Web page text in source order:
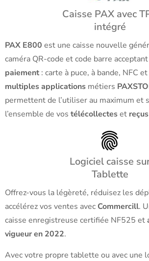
Caisse PAX avec
intégré
PAX E800 est une caisse nouvelle
caméra QR-code et code barre
paiement : carte à puce, à bande, NFC
multiples applications métiers
permettent de l’utiliser au maximum et
l’ensemble de vos télécollecteset reçus
Logiciel caisse
Tablette
Offrez-vous la légèreté, réduisez les
accélérez vos ventes avec Commercill.
caisse enregistreuse certifiée NF525 et
vigueur en 2022.
Avec votre propre tablette ou avec une